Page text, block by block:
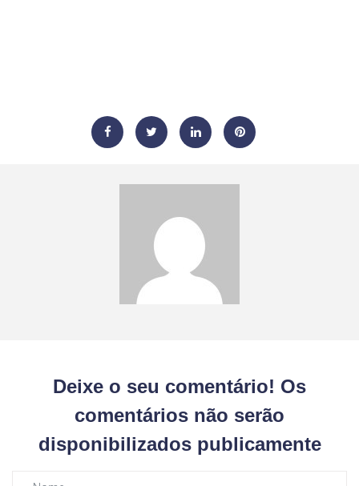
Deixe o seu comentário! Os
comentários não serão
disponibilizados publicamente